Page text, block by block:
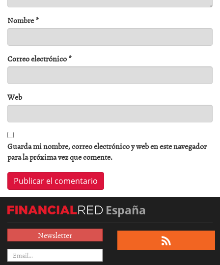
Nombre*
Correo electrónico*
Web
Guarda mi nombre, correo electrónico y web en este navegador
para la próxima vez que comente.
España
Newsletter